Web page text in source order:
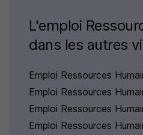
L'emploi
dans les autres
Emploi Ressources
Emploi Ressources
Emploi Ressources
Emploi Ressources